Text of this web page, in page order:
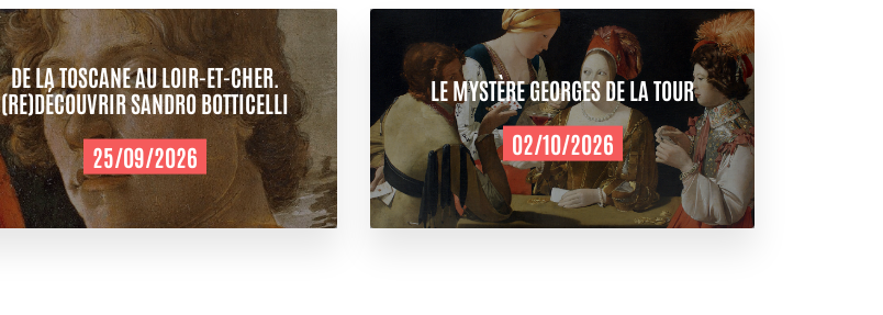
DE LA TOSCANE AU LOIR-ET-CHER.
(RE)DÉCOUVRIR SANDRO BOTTICELLI
25/09/2026
LE MYSTÈRE GEORGES DE LA TOUR
02/10/2026